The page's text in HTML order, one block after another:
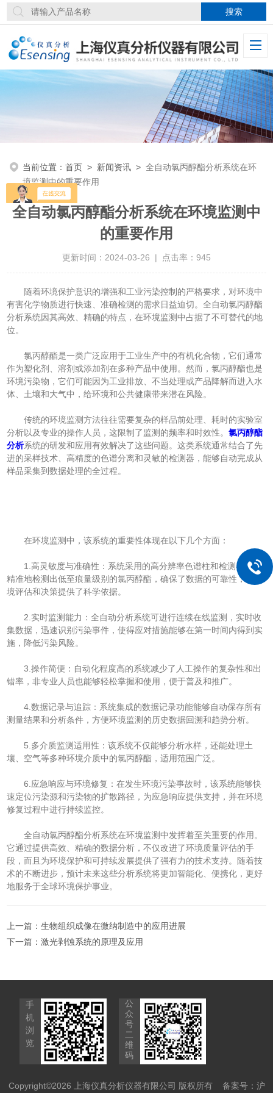
当前位置：首页 > 新闻资讯 >全自动氯丙醇酯分析系统在环
境监测中的重要作用
全自动氯丙醇酯分析系统在环境监测中
的重要作用
更新时间：2024-03-26 | 点击率：945
随着环境保护意识的增强和工业污染控制的严格要求，对环境中
有害化学物质进行快速、准确检测的需求日益迫切。全自动氯丙醇酯
分析系统因其高效、精确的特点，在环境监测中占据了不可替代的地
位。
氯丙醇酯是一类广泛应用于工业生产中的有机化合物，它们通常
作为塑化剂、溶剂或添加剂在多种产品中使用。然而，氯丙醇酯也是
环境污染物，它们可能因为工业排放、不当处理或产品降解而进入水
体、土壤和大气中，给环境和公共健康带来潜在风险。
传统的环境监测方法往往需要复杂的样品前处理、耗时的实验室
分析以及专业的操作人员，这限制了监测的频率和时效性。氯丙醇酯
分析系统的研发和应用有效解决了这些问题。这类系统通常结合了先
进的采样技术、高精度的色谱分离和灵敏的检测器，能够自动完成从
样品采集到数据处理的全过程。
在环境监测中，该系统的重要性体现在以下几个方面：
1.高灵敏度与准确性：系统采用的高分辨率色谱柱和检测器能够
精准地检测出低至痕量级别的氯丙醇酯，确保了数据的可靠性，为环
境评估和决策提供了科学依据。
2.实时监测能力：全自动分析系统可进行连续在线监测，实时收
集数据，迅速识别污染事件，使得应对措施能够在第一时间内得到实
施，降低污染风险。
3.操作简便：自动化程度高的系统减少了人工操作的复杂性和出
错率，非专业人员也能够轻松掌握和使用，便于普及和推广。
4.数据记录与追踪：系统集成的数据记录功能能够自动保存所有
测量结果和分析条件，方便环境监测的历史数据回溯和趋势分析。
5.多介质监测适用性：该系统不仅能够分析水样，还能处理土
壤、空气等多种环境介质中的氯丙醇酯，适用范围广泛。
6.应急响应与环境修复：在发生环境污染事故时，该系统能够快
速定位污染源和污染物的扩散路径，为应急响应提供支持，并在环境
修复过程中进行持续监控。
全自动氯丙醇酯分析系统在环境监测中发挥着至关重要的作用。
它通过提供高效、精确的数据分析，不仅改进了环境质量评估的手
段，而且为环境保护和可持续发展提供了强有力的技术支持。随着技
术的不断进步，预计未来这些分析系统将更加智能化、便携化，更好
地服务于全球环境保护事业。
上一篇：生物组织成像在微纳制造中的应用进展
下一篇：激光剥蚀系统的原理及应用
手
机
浏
览
公
众
号
二
维
码
Copyright©2026 上海仪真分析仪器有限公司 版权所有 备案号：沪